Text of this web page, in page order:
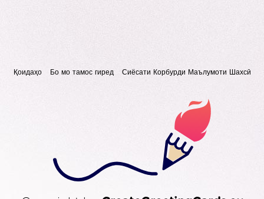
Қоидаҳо Бо мо тамос гиред Сиёсати Корбурди Маълумоти Шахсӣ